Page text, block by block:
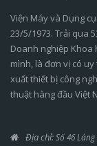
Viện Máy và Dụng
23/5/1973. Trải qua
Doanh nghiệp Khoa
mình, là đơn vị có
xuất thiết bị công
thuật hàng đầu Việt
Địa chỉ: Số 46